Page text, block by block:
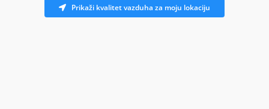
Prikaži kvalitet vazduha za moju lokaciju